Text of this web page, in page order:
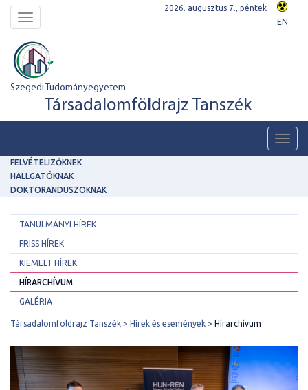
Toggle
navigation
2026. augusztus 7., péntek
EN
Szegedi Tudományegyetem
Társadalomföldrajz Tanszék
FELVÉTELIZŐKNEK
HALLGATÓKNAK
DOKTORANDUSZOKNAK
TANULMÁNYI HÍREK
FRISS HÍREK
KIEMELT HÍREK
HÍRARCHÍVUM
GALÉRIA
Társadalomföldrajz Tanszék Hírek és események Hírarchívum